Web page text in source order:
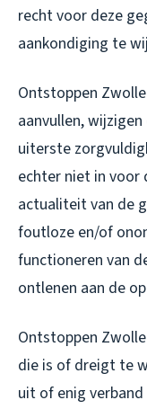
recht voor deze
aankondiging te
Ontstoppen
aanvullen,
uiterste
echter niet in voor
actualiteit van de
foutloze en/of
functioneren van
ontlenen aan de
Ontstoppen
die is of dreigt te
uit of enig